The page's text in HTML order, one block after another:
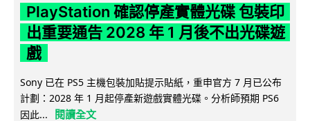
PlayStation 確認停產實體光碟 包裝印
出重要通告 2028 年 1 月後不出光碟遊
戲
Sony 已在 PS5 主機包裝加貼提示貼紙，重申官方 7 月已公布
計劃：2028 年 1 月起停產新遊戲實體光碟。分析師預期 PS6
因此...
閱讀全文